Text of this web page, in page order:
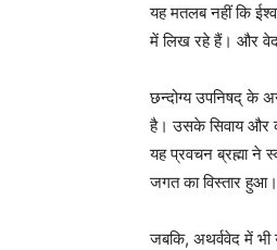
यह मतलब नहीं कि
में लिख रहे हैं। और वेद
छन्दोग्य उपनिषद् के
है। उसके सिवाय और
यह प्रवचन ब्रह्मा ने
जगत का विस्तार हुआ।
जबकि, अथर्ववेद में भी